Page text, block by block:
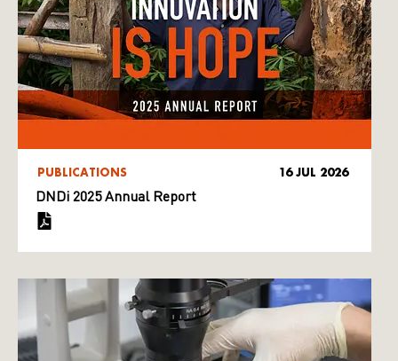
PUBLICATIONS 16 JUL 2026
DNDi 2025 Annual Report